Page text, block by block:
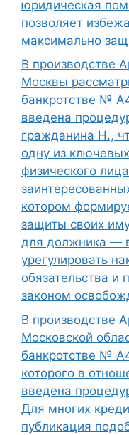
юридическая
позволяет
максимально
В производстве
Москвы
банкротстве №
введена
гражданина Н.,
одну из
физического
котором
защиты своих
для должника —
урегулировать
обязательства и
законом
В производстве
Московской
банкротстве №
которого в
введена
Для многих
публикация